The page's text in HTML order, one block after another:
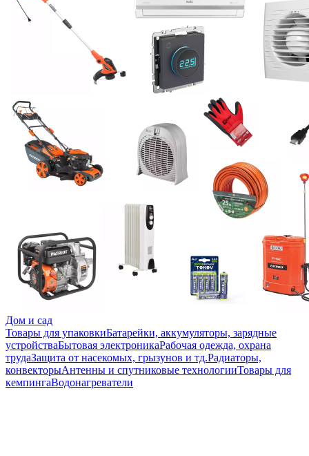
Дом и сад
Товары для упаковкиБатарейки, аккумуляторы, зарядные
устройстваБытовая электроникаРабочая одежда, охрана
трудаЗащита от насекомых, грызунов и тд.Радиаторы,
конвекторыАнтенны и спутниковые технологииТовары для
кемпингаВодонагреватели